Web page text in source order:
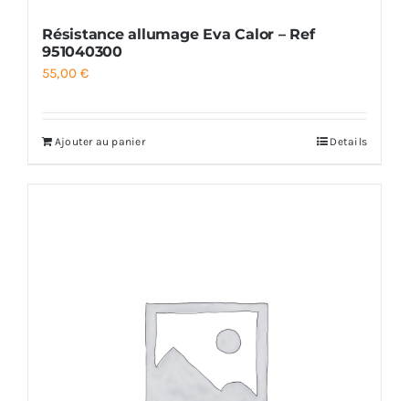
Résistance allumage Eva Calor – Ref
951040300
55,00€
Ajouter au panier Details